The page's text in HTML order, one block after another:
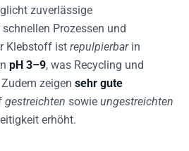
zuverlässige
Prozessen und
Klebstoff ist repulpierbarin
pH 3–9, was Recycling und
zeigen sehr gute
gestreichten sowie ungestreichten
erhöht.